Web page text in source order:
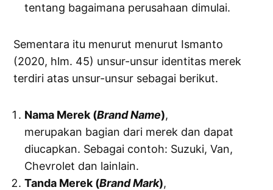
tentang bagaimana perusahaan dimulai.
Sementara itu menurut menurut Ismanto
(2020, hlm. 45) unsur-unsur identitas merek
terdiri atas unsur-unsur sebagai berikut.
Nama Merek (BrandName),
merupakan bagian dari merek dan dapat
diucapkan. Sebagai contoh: Suzuki, Van,
Chevrolet dan lainlain.
Tanda Merek (BrandMark),